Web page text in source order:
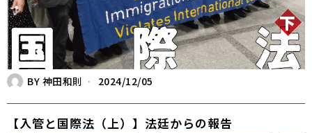
BY 神田和則 2024/12/05
【入管と国際法（上）】法廷からの報告